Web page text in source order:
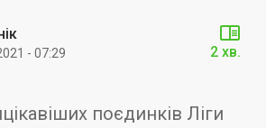
поєдинків Ліги
- 07:29 2 хв.